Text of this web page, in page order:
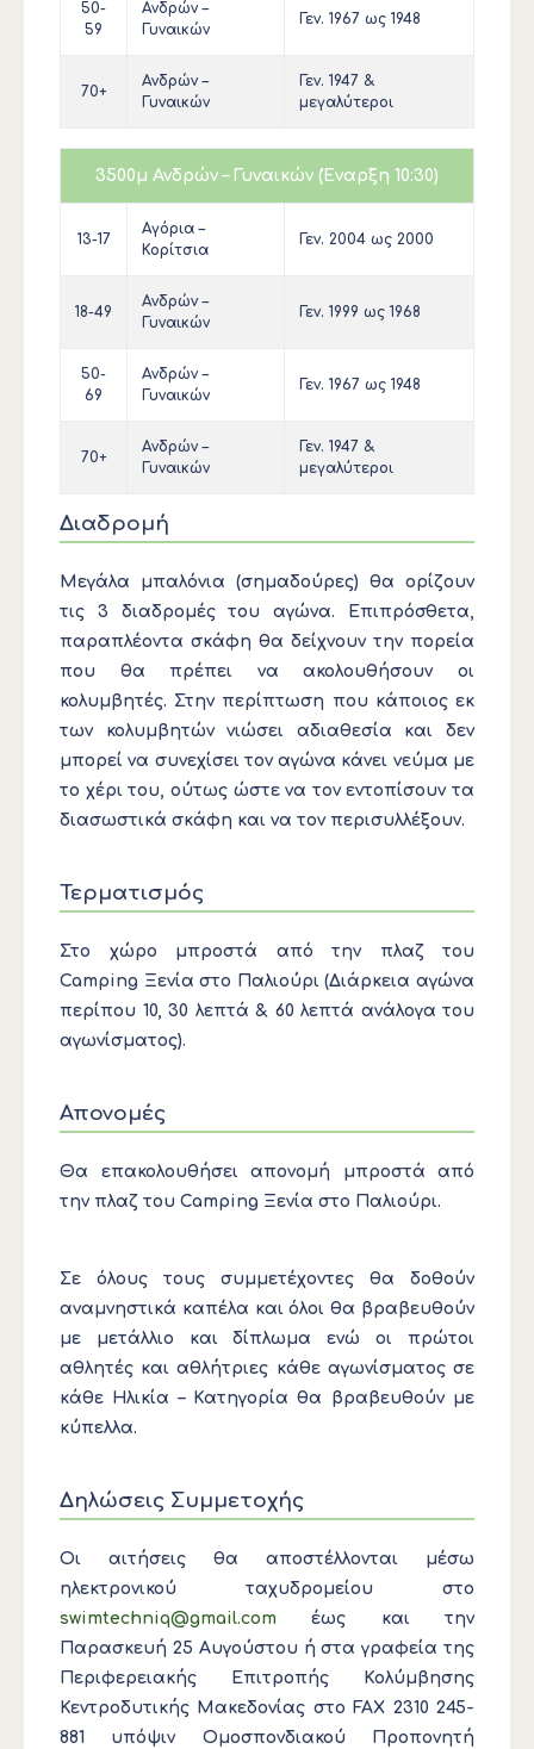
50-
59
Ανδρών –
Γυναικών
Γεν. 1967 ως 1948
70+
Ανδρών –
Γυναικών
Γεν. 1947 &
μεγαλύτεροι
3500μ Ανδρών – Γυναικών (Έναρξη 10:30)
13-17
Αγόρια –
Κορίτσια
Γεν. 2004 ως 2000
18-49
Ανδρών –
Γυναικών
Γεν. 1999 ως 1968
50-
69
Ανδρών –
Γυναικών
Γεν. 1967 ως 1948
70+
Ανδρών –
Γυναικών
Γεν. 1947 &
μεγαλύτεροι
Διαδρομή
Μεγάλα μπαλόνια (σημαδούρες) θα ορίζουν
τις 3 διαδρομές του αγώνα. Επιπρόσθετα,
παραπλέοντα σκάφη θα δείχνουν την πορεία
που θα πρέπει να ακολουθήσουν οι
κολυμβητές. Στην περίπτωση που κάποιος εκ
των κολυμβητών νιώσει αδιαθεσία και δεν
μπορεί να συνεχίσει τον αγώνα κάνει νεύμα με
το χέρι του, ούτως ώστε να τον εντοπίσουν τα
διασωστικά σκάφη και να τον περισυλλέξουν.
Τερματισμός
Στο χώρο μπροστά από την πλαζ του
Camping Ξενία στο Παλιούρι (Διάρκεια αγώνα
περίπου 10, 30 λεπτά & 60 λεπτά ανάλογα του
αγωνίσματος).
Απονομές
Θα επακολουθήσει απονομή μπροστά από
την πλαζ του Camping Ξενία στο Παλιούρι.
Σε όλους τους συμμετέχοντες θα δοθούν
αναμνηστικά καπέλα και όλοι θα βραβευθούν
με μετάλλιο και δίπλωμα ενώ οι πρώτοι
αθλητές και αθλήτριες κάθε αγωνίσματος σε
κάθε Ηλικία – Κατηγορία θα βραβευθούν με
κύπελλα.
Δηλώσεις Συμμετοχής
Οι αιτήσεις θα αποστέλλονται μέσω
ηλεκτρονικού ταχυδρομείου στο
swimtechniq@gmail.com έως και την
Παρασκευή 25 Αυγούστου ή στα γραφεία της
Περιφερειακής Επιτροπής Κολύμβησης
Κεντροδυτικής Μακεδονίας στο FAX 2310 245-
881 υπόψιν Ομοσπονδιακού Προπονητή